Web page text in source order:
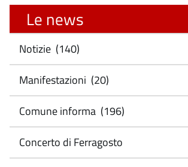
Le news
Notizie (140)
Manifestazioni (20)
Comune informa (196)
Concerto di Ferragosto